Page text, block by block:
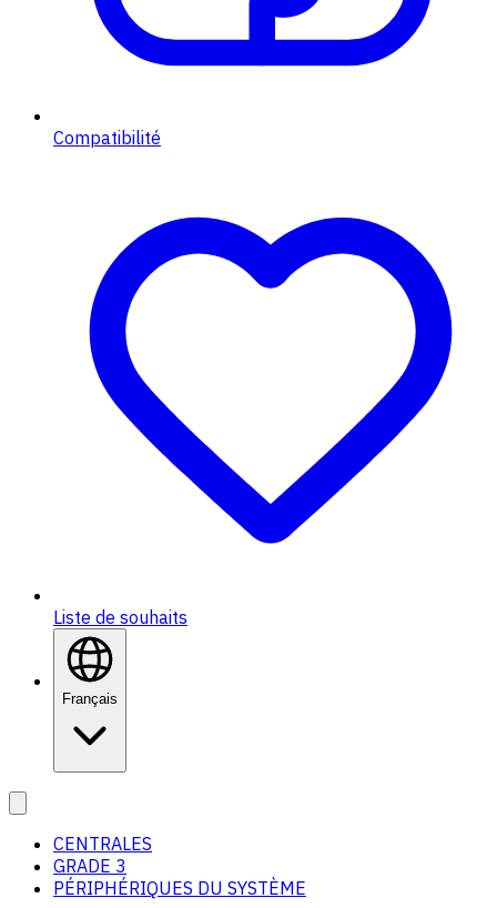
Compatibilité
Liste de souhaits
Français
CENTRALES
GRADE 3
PÉRIPHÉRIQUES DU SYSTÈME